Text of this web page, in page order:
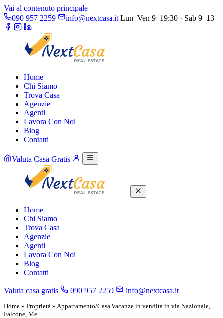
Vai al contenuto principale
090 957 2259
info@nextcasa.it Lun–Ven 9–19:30 · Sab 9–13
Home
Chi Siamo
Trova Casa
Agenzie
Agenti
Lavora Con Noi
Blog
Contatti
Valuta Casa Gratis
Home
Chi Siamo
Trova Casa
Agenzie
Agenti
Lavora Con Noi
Blog
Contatti
Valuta casa gratis 090 957 2259 info@nextcasa.it
Home » Proprietà » Appartamento/Casa Vacanze in vendita in via Nazionale,
Falcone, Me